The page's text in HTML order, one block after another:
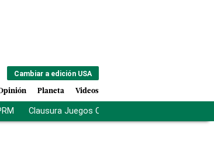
Cambiar a edición USA
Planeta Videos
Clausura Juegos Centroamericanos